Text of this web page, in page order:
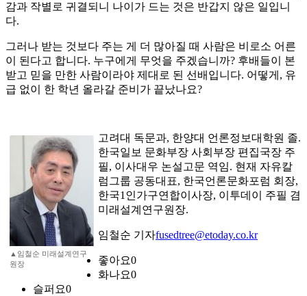
감과 작별로 귀결되니 나이가 드는 것은 반갑지 않은 일입니
다.
그러나 받는 것보다 주는 게 더 많아질 때 사람은 비로소 어른
이 된다고 합니다. 누구에게 무엇을 주겠습니까? 후배들이 본
받고 믿을 만한 사람이라야 제대로 된 선배입니다. 어떻게, 유
급 없이 한 학년 올라갈 준비가 끝났나요?
▲임철순 미래설계연구
원장
고려대 독문과, 한양대 언론정보대학원 졸.
한국일보 문화부장 사회부장 편집국장 주
필, 이사대우 논설고문 역임. 현재 자유칼
럼그룹 공동대표, 한국언론문화포럼 회장,
한국1인가구연합이사장, 이투데이 주필 겸
미래설계연구원장.
임철순 기자fusedtree@etoday.co.kr
좋아요0
화나요0
슬퍼요0